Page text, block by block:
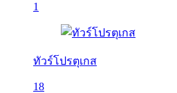
1
ทัวร์โปรตุเกส
18